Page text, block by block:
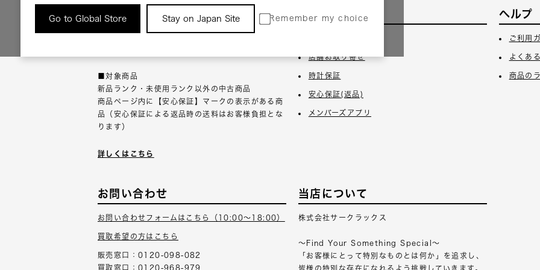
Go to Global Store Stay on Japan Site Remember my choice
返品について
■対象商品
新品ランク・未使用ランク以外の中古商品
商品ページ内に【安心保証】マークの表示がある商
品（安心保証による返品時の送料はお客様負担とな
ります）
詳しくはこちら
サービス
店舗お取り寄せ
時計保証
安心保証(返品)
メンバーズアプリ
ヘルプ
ご利用
よくあ
商品の
お問い合わせ
お問い合わせフォームはこちら（10:00～18:00）
買取希望の方はこちら
販売窓口：0120-098-082
買取窓口：0120-968-979
当店について
株式会社サークラックス
～Find Your Something Special～
「お客様にとって特別なものとは何か」を追求し、
皆様の特別な存在になれるよう挑戦していきます。